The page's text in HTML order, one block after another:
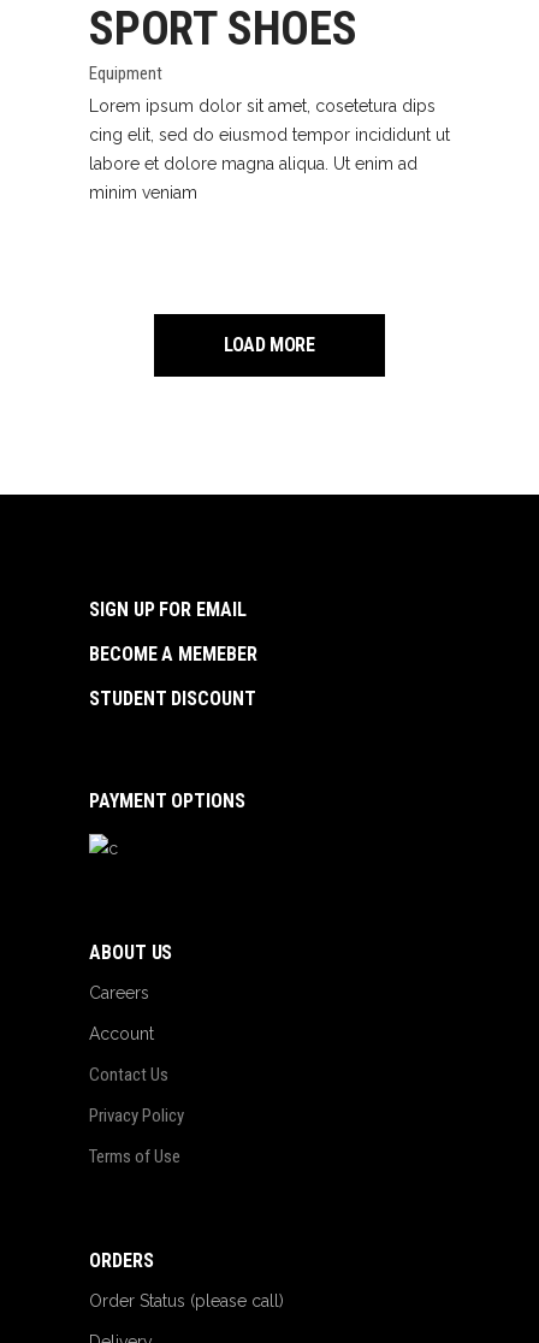
SPORT SHOES
Equipment
Lorem ipsum dolor sit amet, cosetetura dips
cing elit, sed do eiusmod tempor incididunt ut
labore et dolore magna aliqua. Ut enim ad
minim veniam
LOAD MORE
SIGN UP FOR EMAIL
BECOME A MEMEBER
STUDENT DISCOUNT
PAYMENT OPTIONS
ABOUT US
Careers
Account
Contact Us
Privacy Policy
Terms of Use
ORDERS
Order Status (please call)